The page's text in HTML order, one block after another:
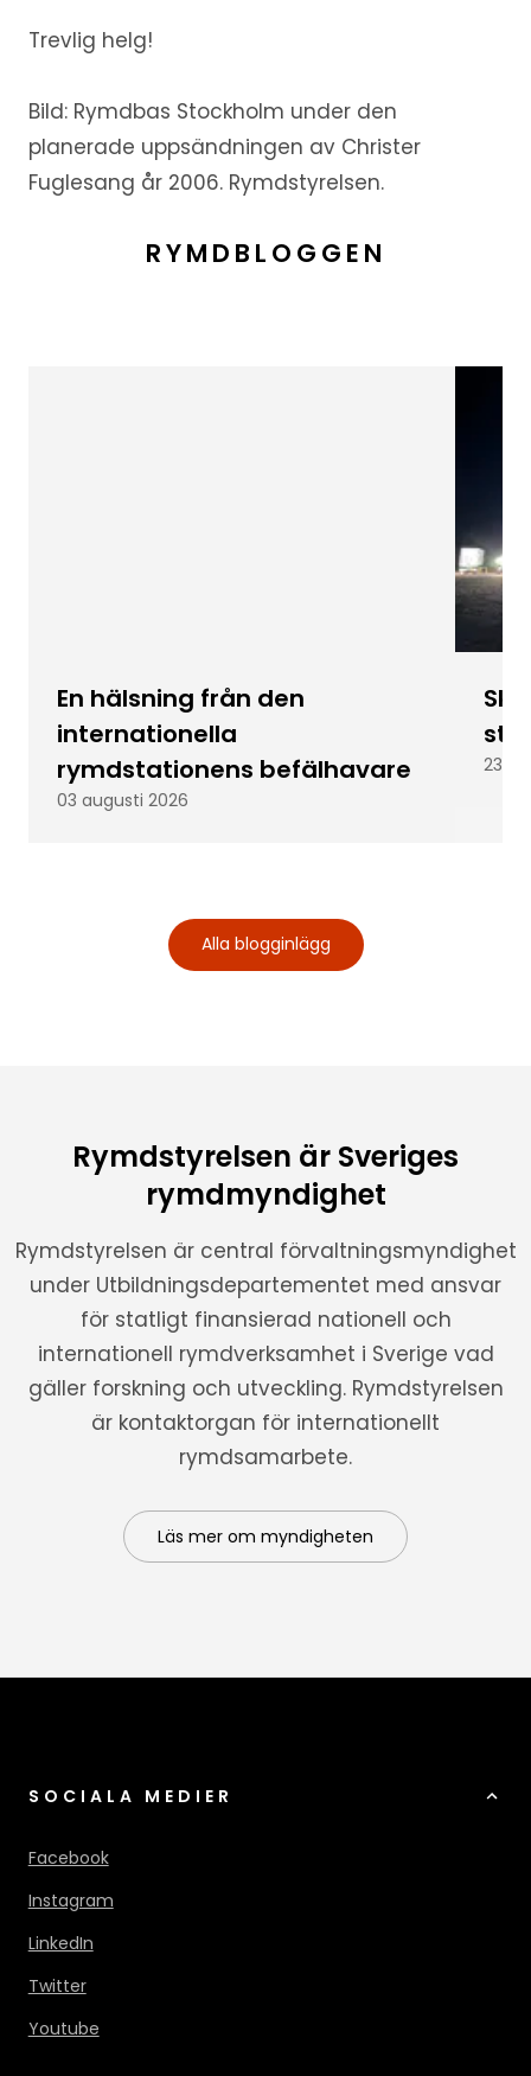
Trevlig helg!
Bild: Rymdbas Stockholm under den
planerade uppsändningen av Christer
Fuglesang år 2006. Rymdstyrelsen.
RYMDBLOGGEN
En hälsning från den
internationella
rymdstationens befälhavare
03 augusti 2026
23
Alla blogginlägg
Rymdstyrelsen är Sveriges
rymdmyndighet
Rymdstyrelsen är central förvaltningsmyndighet
under Utbildningsdepartementet med ansvar
för statligt finansierad nationell och
internationell rymdverksamhet i Sverige vad
gäller forskning och utveckling. Rymdstyrelsen
är kontaktorgan för internationellt
rymdsamarbete.
Läs mer om myndigheten
SOCIALA MEDIER
Facebook
Instagram
LinkedIn
Twitter
Youtube